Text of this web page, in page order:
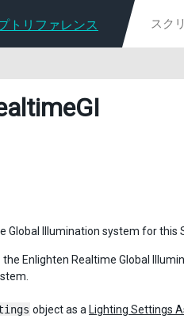
トリファレンス
Global Illumination system for this
the Enlighten Realtime Global
object as a Lighting Settings